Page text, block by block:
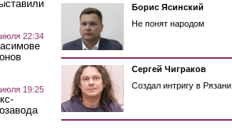
22:34
19:25
Борис Ясинский
Не понят народом
Сергей Чиграков
Создал интригу в Рязани